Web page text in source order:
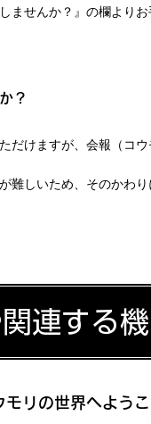
？
だけますが、会報（コ
難しいため、そのかわ
ませんか？』の欄より
連する
モリの世界へよう